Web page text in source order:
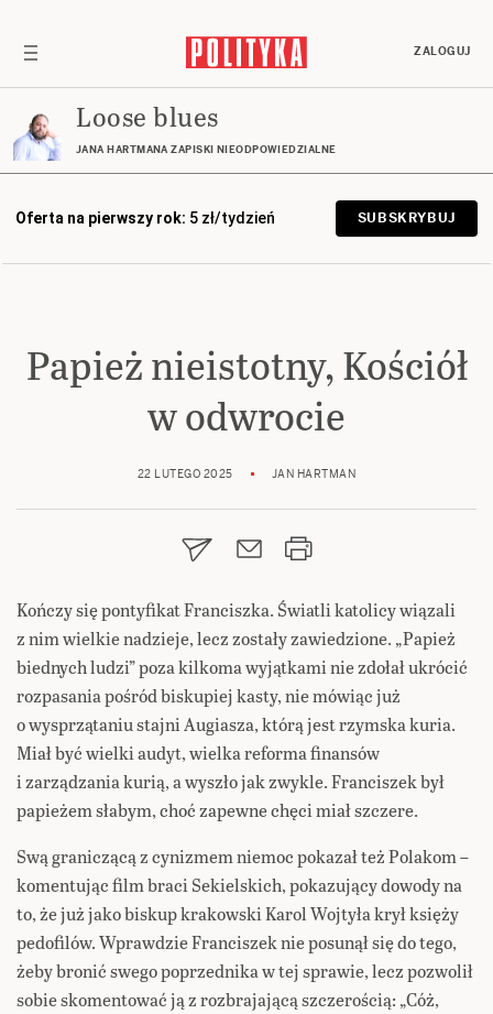
ZALOGUJ
Loose blues
JANA HARTMANA ZAPISKI NIEODPOWIEDZIALNE
Oferta na pierwszy rok: 5 zł/tydzień SUBSKRYBUJ
Papież nieistotny, Kościół
w odwrocie
22 LUTEGO 2025 JAN HARTMAN
Kończy się pontyfikat Franciszka. Światli katolicy wiązali
z nim wielkie nadzieje, lecz zostały zawiedzione. „Papież
biednych ludzi” poza kilkoma wyjątkami nie zdołał ukrócić
rozpasania pośród biskupiej kasty, nie mówiąc już
o wysprzątaniu stajni Augiasza, którą jest rzymska kuria.
Miał być wielki audyt, wielka reforma finansów
i zarządzania kurią, a wyszło jak zwykle. Franciszek był
papieżem słabym, choć zapewne chęci miał szczere.
Swą graniczącą z cynizmem niemoc pokazał też Polakom –
komentując film braci Sekielskich, pokazujący dowody na
to, że już jako biskup krakowski Karol Wojtyła krył księży
pedofilów. Wprawdzie Franciszek nie posunął się do tego,
żeby bronić swego poprzednika w tej sprawie, lecz pozwolił
sobie skomentować ją z rozbrajającą szczerością: „Cóż,